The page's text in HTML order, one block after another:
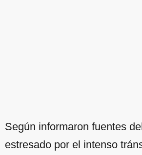
Según informaron fuentes
estresado por el intenso